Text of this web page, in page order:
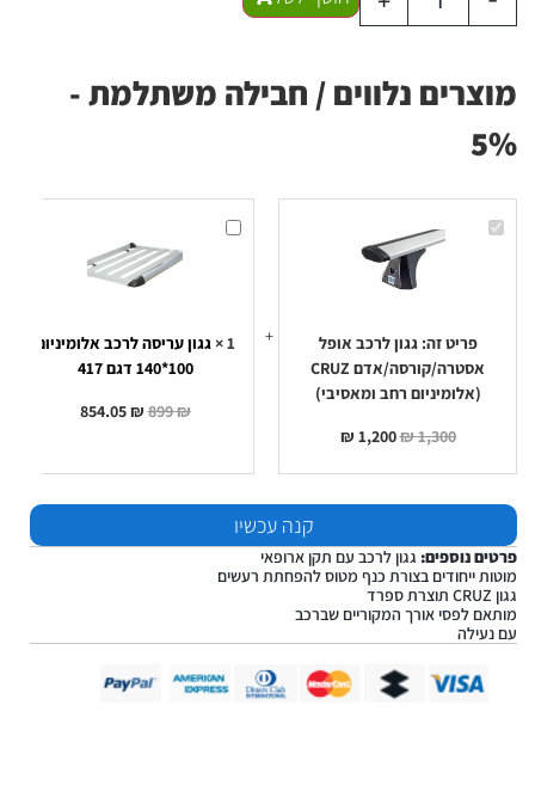
מוצרים נלווים / חבילה משתלמת -
5%
גגון
לרכב
אסטרה/קורסה/אדם
ומאסיבי)
פריט זה: גגון לרכב אופל
אסטרה/קורסה/אדם CRUZ
(אלומיניום רחב ומאסיבי)
1,300
₪
1,200
₪
גגון
עריסה
1
×גגון עריסה לרכב אלומיניום
100*140 דגם 417
899₪
854.05₪
קנה עכשיו
פרטים נוספים: גגון לרכב עם תקן ארופאי
מוטות ייחודים בצורת כנף מטוס להפחתת רעשים
גגון CRUZ תוצרת ספרד
מותאם לפסי אורך המקוריים שברכב
עם נעילה